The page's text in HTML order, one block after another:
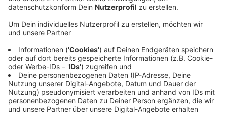
Verantwortlichen eingeweiht. Es ist das größte
Bauprojekt der WGL seit Jahren gewesen.
Veröffentlicht:Mittwoch, 15.07.2020 12:58
Anzeige
Mit dabei war auch NRW-Bauministerin
Scharrenbach. Die WGL hat für das Mammut-Projekt